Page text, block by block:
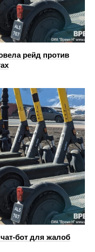
рейд против
бот для жалоб